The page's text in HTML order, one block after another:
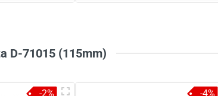
D-71015 (115mm)
-2% -4%